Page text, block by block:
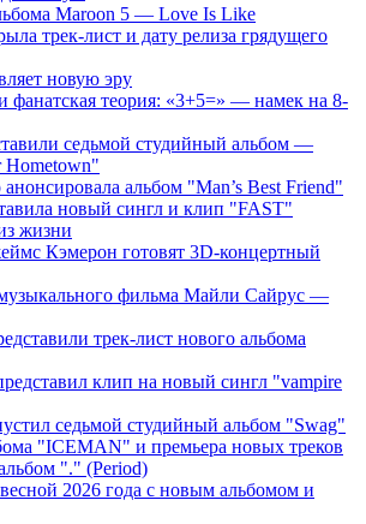
Maroon 5 — Love Is Like
трек-лист и дату релиза грядущего
новую эру
фанатская теория: «3+5=» — намек на 8-
седьмой студийный альбом —
Hometown"
альбом "Man’s Best Friend"
новый сингл и клип "FAST"
жизни
Кэмерон готовят 3D-концертный
фильма Майли Сайрус —
трек-лист нового альбома
клип на новый сингл "vampire
седьмой студийный альбом "Swag"
"ICEMAN" и премьера новых треков
"." (Period)
2026 года с новым альбомом и